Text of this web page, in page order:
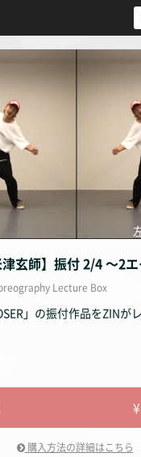
津玄師】振付 2/4 〜2
Lecture Box
」の振付作品をZINが
¥
購入方法の詳細はこちら